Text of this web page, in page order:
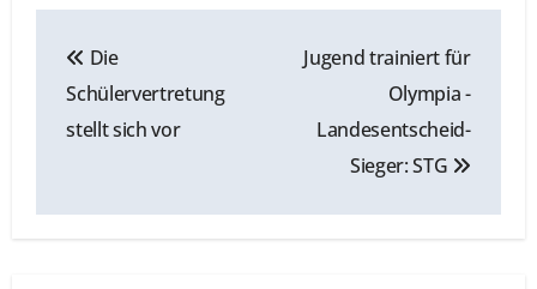
Die
Schülervertretung
stellt sich vor
Jugend trainiert für
Olympia -
Landesentscheid-
Sieger: STG